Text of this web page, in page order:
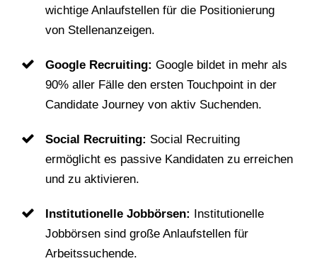
wichtige Anlaufstellen für die Positionierung
von Stellenanzeigen.
Google Recruiting: Google bildet in mehr als
90% aller Fälle den ersten Touchpoint in der
Candidate Journey von aktiv Suchenden.
Social Recruiting: Social Recruiting
ermöglicht es passive Kandidaten zu erreichen
und zu aktivieren.
Institutionelle Jobbörsen: Institutionelle
Jobbörsen sind große Anlaufstellen für
Arbeitssuchende.